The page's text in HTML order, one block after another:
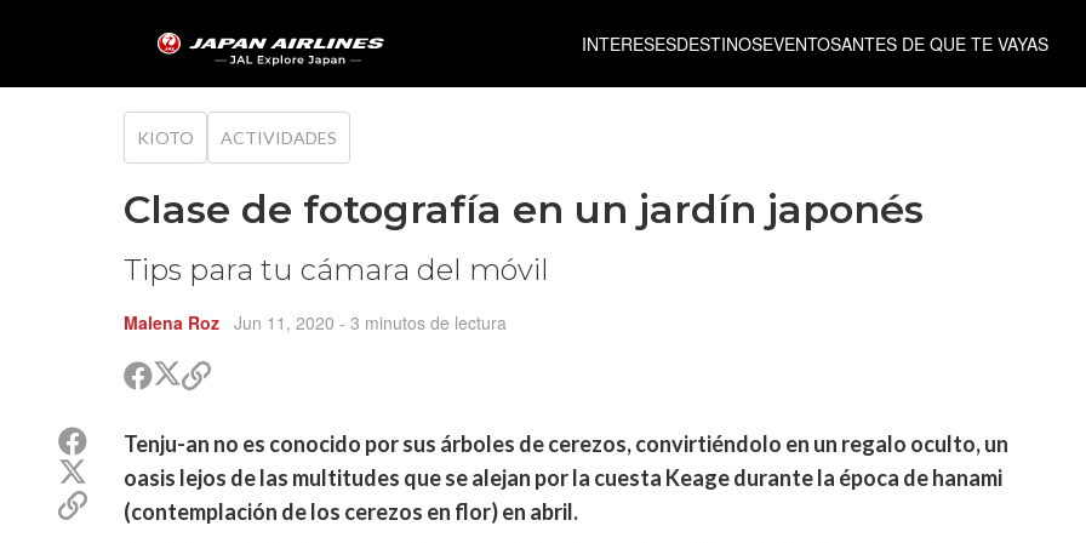
INTERESESDESTINOSEVENTOSANTES DE QUE TE VAYAS
KIOTO ACTIVIDADES
Clase de fotografía en un jardín japonés
Tips para tu cámara del móvil
Malena Roz Jun 11, 2020 - 3 minutos de lectura
CompartirCompartir
en
Copiar
compartir
Compartir
Facebook
Compartir
en
Twitter
Copiar
vínculo
Tenju-an no es conocido por sus árboles de cerezos, convirtiéndolo en un regalo oculto, un
oasis lejos de las multitudes que se alejan por la cuesta Keage durante la época de hanami
(contemplación de los cerezos en flor) en abril.